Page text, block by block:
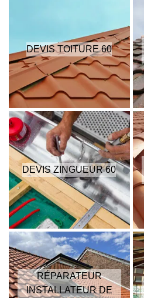
DEVIS TOITURE 60
DEVIS ZINGUEUR 60
RÉPARATEUR
INSTALLATEUR DE